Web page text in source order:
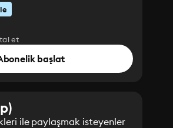
et
başlat
ile paylaşmak isteyenler